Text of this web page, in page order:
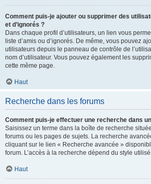
Comment puis-je ajouter ou supprimer des
et d’ignorés ?
Dans chaque profil d’utilisateurs, un lien vous
liste d’amis ou d’ignorés. De même, vous pouvez
utilisateurs depuis le panneau de contrôle de
nom d’utilisateur. Vous pouvez également les
cette même page.
Haut
Recherche dans les forums
Comment puis-je effectuer une recherche dans
Saisissez un terme dans la boîte de recherche
forums ou les pages de sujets. La recherche
cliquant sur le lien « Recherche avancée »
forum. L’accès à la recherche dépend du style
Haut